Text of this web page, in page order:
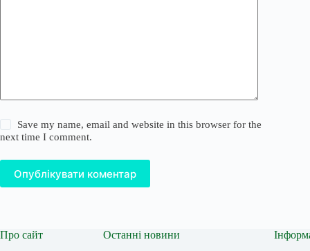
Save my name, email and website in this browser for the
next time I comment.
Опублікувати коментар
Про сайт Останні новини